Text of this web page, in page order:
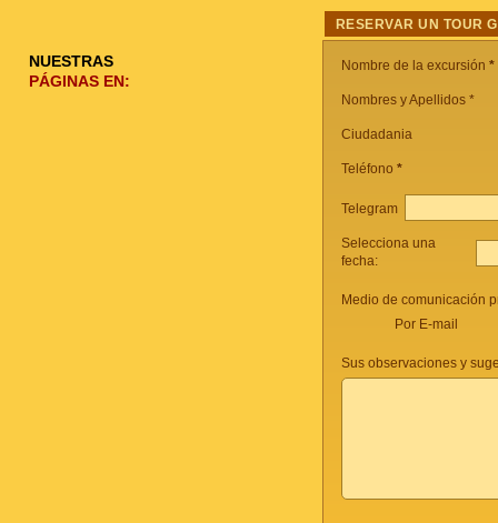
RESERVAR UN TOUR
Nombre de la excursión *
Nombres y Apellidos *
Ciudadania
Teléfono *
Telegram
Selecciona una
fecha:
Medio de comunicación
Por E-mail
Sus observaciones y
NUESTRAS
PÁGINAS EN: